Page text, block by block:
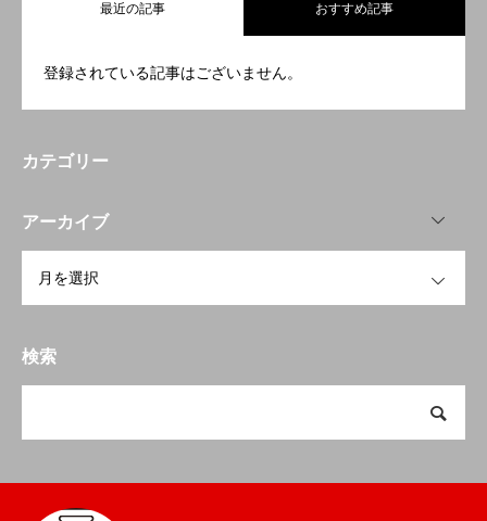
最近の記事 おすすめ記事
登録されている記事はございません。
カテゴリー
アーカイブ
検索